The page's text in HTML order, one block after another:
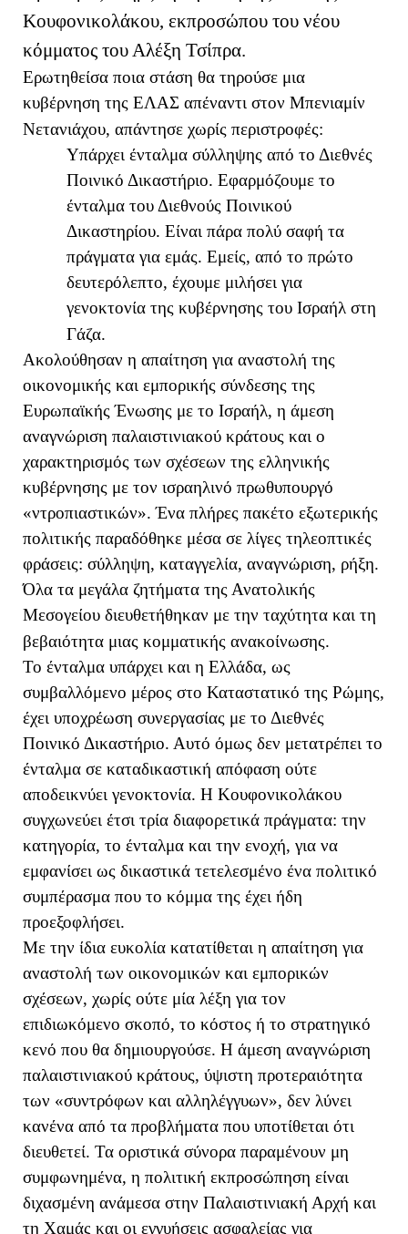
Κουφονικολάκου, εκπροσώπου του νέου
κόμματος του Αλέξη Τσίπρα.
Ερωτηθείσα ποια στάση θα τηρούσε μια
κυβέρνηση της ΕΛΑΣ απέναντι στον Μπενιαμίν
Νετανιάχου, απάντησε χωρίς περιστροφές:
Υπάρχει ένταλμα σύλληψης από το Διεθνές
Ποινικό Δικαστήριο. Εφαρμόζουμε το
ένταλμα του Διεθνούς Ποινικού
Δικαστηρίου. Είναι πάρα πολύ σαφή τα
πράγματα για εμάς. Εμείς, από το πρώτο
δευτερόλεπτο, έχουμε μιλήσει για
γενοκτονία της κυβέρνησης του Ισραήλ στη
Γάζα.
Ακολούθησαν η απαίτηση για αναστολή της
οικονομικής και εμπορικής σύνδεσης της
Ευρωπαϊκής Ένωσης με το Ισραήλ, η άμεση
αναγνώριση παλαιστινιακού κράτους και ο
χαρακτηρισμός των σχέσεων της ελληνικής
κυβέρνησης με τον ισραηλινό πρωθυπουργό
«ντροπιαστικών». Ένα πλήρες πακέτο εξωτερικής
πολιτικής παραδόθηκε μέσα σε λίγες τηλεοπτικές
φράσεις: σύλληψη, καταγγελία, αναγνώριση, ρήξη.
Όλα τα μεγάλα ζητήματα της Ανατολικής
Μεσογείου διευθετήθηκαν με την ταχύτητα και τη
βεβαιότητα μιας κομματικής ανακοίνωσης.
Το ένταλμα υπάρχει και η Ελλάδα, ως
συμβαλλόμενο μέρος στο Καταστατικό της Ρώμης,
έχει υποχρέωση συνεργασίας με το Διεθνές
Ποινικό Δικαστήριο. Αυτό όμως δεν μετατρέπει το
ένταλμα σε καταδικαστική απόφαση ούτε
αποδεικνύει γενοκτονία. Η Κουφονικολάκου
συγχωνεύει έτσι τρία διαφορετικά πράγματα: την
κατηγορία, το ένταλμα και την ενοχή, για να
εμφανίσει ως δικαστικά τετελεσμένο ένα πολιτικό
συμπέρασμα που το κόμμα της έχει ήδη
προεξοφλήσει.
Με την ίδια ευκολία κατατίθεται η απαίτηση για
αναστολή των οικονομικών και εμπορικών
σχέσεων, χωρίς ούτε μία λέξη για τον
επιδιωκόμενο σκοπό, το κόστος ή το στρατηγικό
κενό που θα δημιουργούσε. Η άμεση αναγνώριση
παλαιστινιακού κράτους, ύψιστη προτεραιότητα
των «συντρόφων και αλληλέγγυων», δεν λύνει
κανένα από τα προβλήματα που υποτίθεται ότι
διευθετεί. Τα οριστικά σύνορα παραμένουν μη
συμφωνημένα, η πολιτική εκπροσώπηση είναι
διχασμένη ανάμεσα στην Παλαιστινιακή Αρχή και
τη Χαμάς και οι εγγυήσεις ασφαλείας για